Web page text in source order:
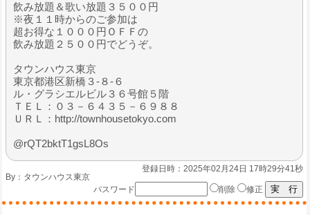
飲み放題＆歌い放題３５００円
※夜１１時からのご参加は
超お得な１０００円ＯＦＦの
飲み放題２５００円でどうぞ。
タウンハウス東京
東京都港区新橋３-８-６
ル・グラシエルビル３６号館５階
ＴＥＬ：０３－６４３５－６９８８
ＵＲＬ：http://townhousetokyo.com
@rQT2bktT1gsL8Os
登録日時：2025年02月24日 17時29分41秒
By： タウンハウス東京
パスワード
削除 修正